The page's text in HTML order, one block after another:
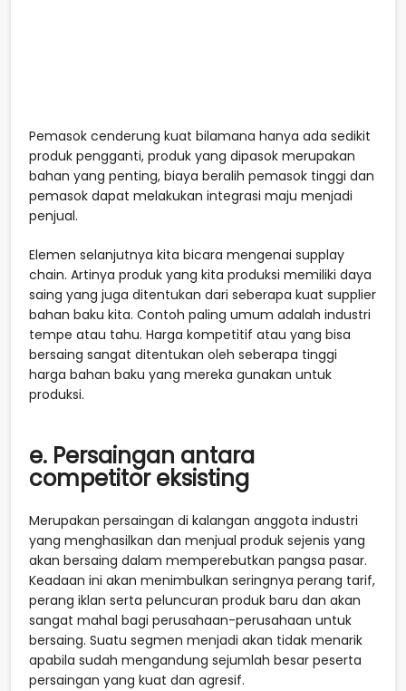
Pemasok cenderung kuat bilamana hanya ada sedikit
produk pengganti, produk yang dipasok merupakan
bahan yang penting, biaya beralih pemasok tinggi dan
pemasok dapat melakukan integrasi maju menjadi
penjual.
Elemen selanjutnya kita bicara mengenai supplay
chain. Artinya produk yang kita produksi memiliki daya
saing yang juga ditentukan dari seberapa kuat supplier
bahan baku kita. Contoh paling umum adalah industri
tempe atau tahu. Harga kompetitif atau yang bisa
bersaing sangat ditentukan oleh seberapa tinggi
harga bahan baku yang mereka gunakan untuk
produksi.
e. Persaingan antara
competitor eksisting
Merupakan persaingan di kalangan anggota industri
yang menghasilkan dan menjual produk sejenis yang
akan bersaing dalam memperebutkan pangsa pasar.
Keadaan ini akan menimbulkan seringnya perang tarif,
perang iklan serta peluncuran produk baru dan akan
sangat mahal bagi perusahaan-perusahaan untuk
bersaing. Suatu segmen menjadi akan tidak menarik
apabila sudah mengandung sejumlah besar peserta
persaingan yang kuat dan agresif.